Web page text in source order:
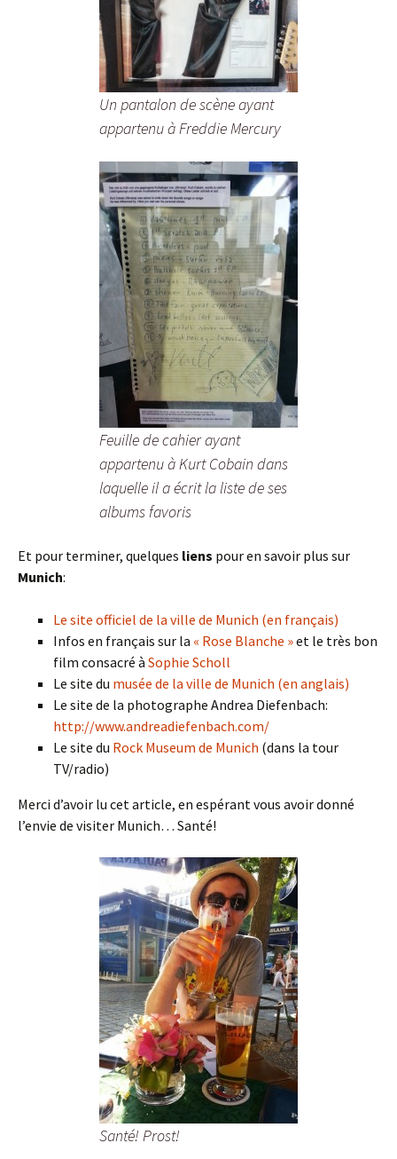
Un pantalon de scène ayant
appartenu à Freddie Mercury
Feuille de cahier ayant
appartenu à Kurt Cobain dans
laquelle il a écrit la liste de ses
albums favoris
Et pour terminer, quelques liens pour en savoir plus sur
Munich:
Le site officiel de la ville de Munich (en français)
Infos en français sur la « Rose Blanche »et le très bon
film consacré à Sophie Scholl
Le site du musée de la ville de Munich (en anglais)
Le site de la photographe Andrea Diefenbach:
http://www.andreadiefenbach.com/
Le site du Rock Museum de Munich (dans la tour
TV/radio)
Merci d’avoir lu cet article, en espérant vous avoir donné
l’envie de visiter Munich… Santé!
Santé! Prost!